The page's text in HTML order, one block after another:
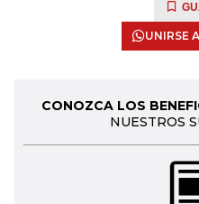
UNIRSE
CONOZCA LOS
NUESTROS